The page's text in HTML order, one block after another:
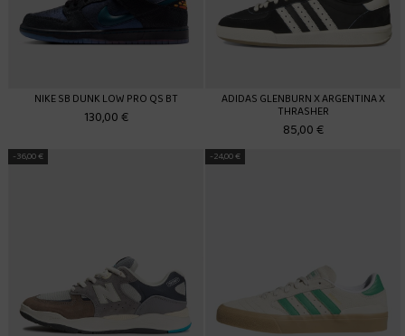
NIKE SB DUNK LOW PRO QS BT
130,00 €
ADIDAS GLENBURN X ARGENTINA X
THRASHER
85,00 €
-36,00 € -24,00 €